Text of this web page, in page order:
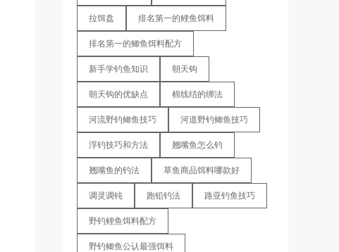
拉饵盘 排名第一的鲤鱼饵料
排名第一的鲫鱼饵料配方
新手学钓鱼知识 朝天钩
朝天钩的优缺点 棉线结的绑法
河流野钓鲫鱼技巧 河道野钓鲫鱼技巧
浮钓技巧和方法 翘嘴鱼怎么钓
翘嘴鱼的钓法 草鱼商品饵料哪款好
调灵调钝 跑铅钓法 路亚钓鱼技巧
野钓鲤鱼饵料配方
野钓鲫鱼公认最强饵料